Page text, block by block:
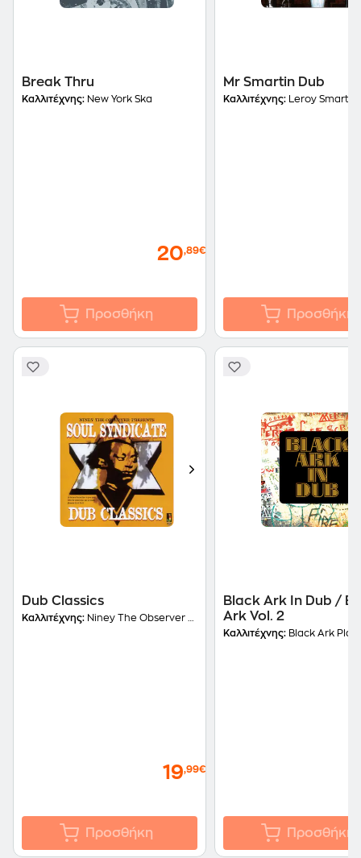
Break Thru
Καλλιτέχνης: New York Ska
20,89€
Προσθήκη
Mr Smartin Dub
Καλλιτέχνης: Leroy Smart
Προσθήκη
Dub Classics
Καλλιτέχνης: Niney The Observer Presents
19,99€
Προσθήκη
Black Ark In Dub /
Ark Vol. 2
Καλλιτέχνης: Black Ark
Προσθήκη